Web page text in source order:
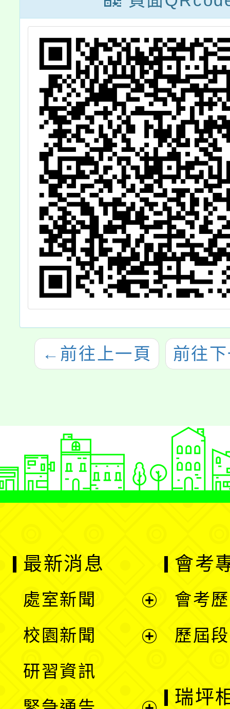
← 前往上一頁 前往
最新消息
處室新聞
校園新聞
研習資訊
會考
會考
歷屆
瑞坪